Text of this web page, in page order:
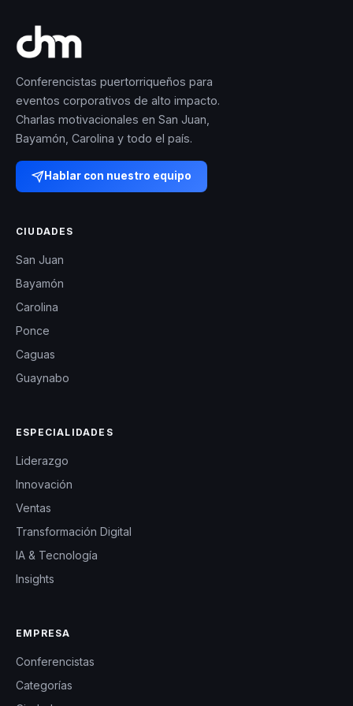
Conferencistas puertorriqueños para
eventos corporativos de alto impacto.
Charlas motivacionales en San Juan,
Bayamón, Carolina y todo el país.
Hablar con nuestro equipo
CIUDADES
San Juan
Bayamón
Carolina
Ponce
Caguas
Guaynabo
ESPECIALIDADES
Liderazgo
Innovación
Ventas
Transformación Digital
IA & Tecnología
Insights
EMPRESA
Conferencistas
Categorías